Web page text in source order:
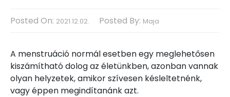
Posted On: 2021.12.02. Posted By: Maja
A menstruáció normál esetben egy meglehetősen
kiszámítható dolog az életünkben, azonban vannak
olyan helyzetek, amikor szívesen késleltetnénk,
vagy éppen megindítanánk azt.